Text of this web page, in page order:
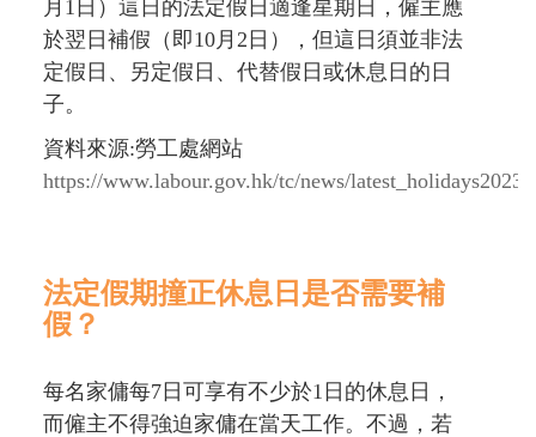
月1日）這日的法定假日適逢星期日，僱主應
於翌日補假（即10月2日），但這日須並非法
定假日、另定假日、代替假日或休息日的日
子。
資料來源:勞工處網站
https://www.labour.gov.hk/tc/news/
法定假期撞正休息日是否需要補
假？
每名家傭每7日可享有不少於1日的休息日，
而僱主不得強迫家傭在當天工作。不過，若